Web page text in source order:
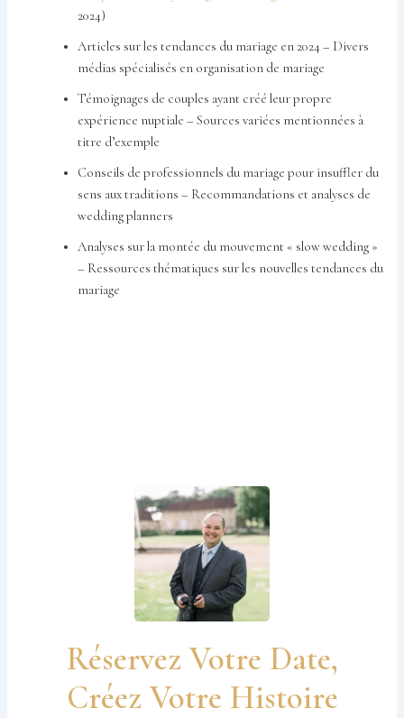
2024)
Articles sur les tendances du mariage en 2024 – Divers
médias spécialisés en organisation de mariage
Témoignages de couples ayant créé leur propre
expérience nuptiale – Sources variées mentionnées à
titre d’exemple
Conseils de professionnels du mariage pour insuffler du
sens aux traditions – Recommandations et analyses de
wedding planners
Analyses sur la montée du mouvement « slow wedding »
– Ressources thématiques sur les nouvelles tendances du
mariage
Réservez Votre Date,
Créez Votre Histoire